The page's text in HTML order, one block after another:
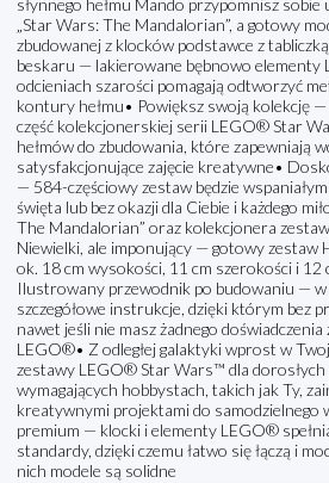
słynnego hełmu Mando przypomnisz
„Star Wars: The Mandalorian”, a gotowy
zbudowanej z klocków podstawce z
beskaru — lakierowane bębnowo elementy
odcieniach szarości pomagają odtworzyć
kontury hełmu• Powiększ swoją kolekcję
część kolekcjonerskiej serii LEGO® Star
hełmów do zbudowania, które zapewniają
satysfakcjonujące zajęcie kreatywne•
— 584-częściowy zestaw będzie
święta lub bez okazji dla Ciebie i każdego
The Mandalorian” oraz kolekcjonera
Niewielki, ale imponujący — gotowy zestaw
ok. 18 cm wysokości, 11 cm szerokości i 12
Ilustrowany przewodnik po budowaniu — w
szczegółowe instrukcje, dzięki którym bez
nawet jeśli nie masz żadnego
LEGO®• Z odległej galaktyki wprost w
zestawy LEGO® Star Wars™ dla dorosłych
wymagających hobbystach, takich jak Ty,
kreatywnymi projektami do samodzielnego
premium — klocki i elementy LEGO®
standardy, dzięki czemu łatwo się łączą i
nich modele są solidne